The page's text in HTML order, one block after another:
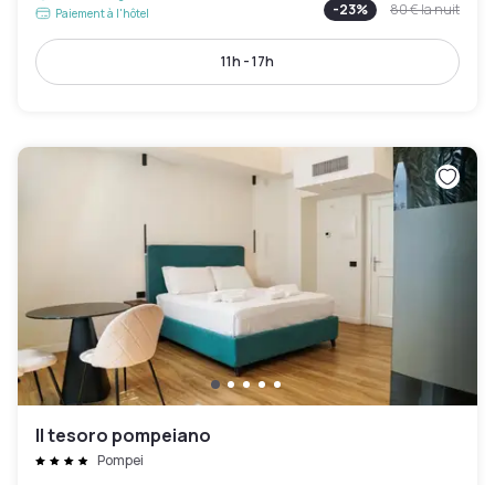
Paiement à l'hôtel
-23% 80 €la nuit
11h - 17h
Il tesoro pompeiano
Pompei